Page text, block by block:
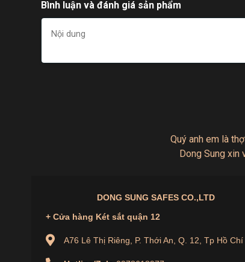
4. Dung Tích Lớn – Không Gian Lưu Trữ
Với dung tích lên đến
cho những nhu cầu lưu trữ tài liệu lớn, tiền
Két sắt Dong Sung DS1600C cómàu xám
không gian sử dụng.
Bình luận và đánh giá sản phẩm
Quý anh em là
Dong Sung xin
DONG SUNG SAFES CO.,LTD
+ Cửa hàng Két sắt quận 12
A76 Lê Thị Riêng, P. Thới An, Q. 12, Tp Hồ Chí